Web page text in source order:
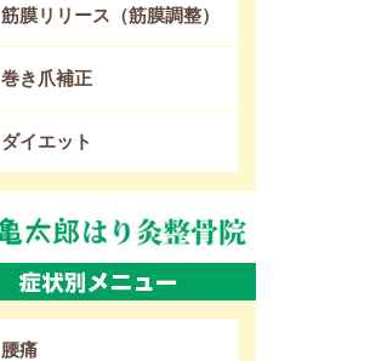
筋膜リリース（筋膜調整）
巻き爪補正
ダイエット
腰痛